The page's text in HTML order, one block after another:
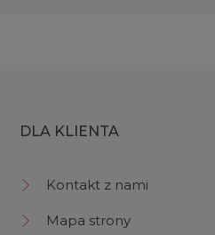
DLA KLIENTA
Kontakt z nami
Mapa strony